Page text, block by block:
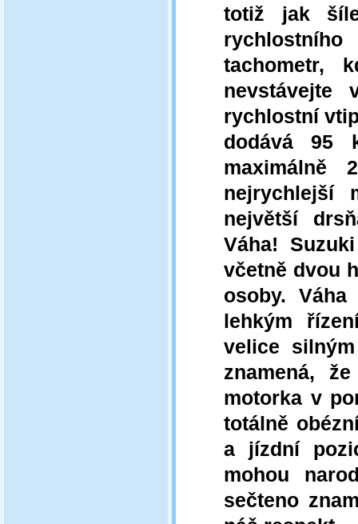
totiž jak
tachometr,
rychlostní
dodává 95
nejrychlejší
největší
Váha!
včetně dvou
osoby.
lehkým
velice
znamená,
motorka v
totálně
a jízdní
mohou
sečteno